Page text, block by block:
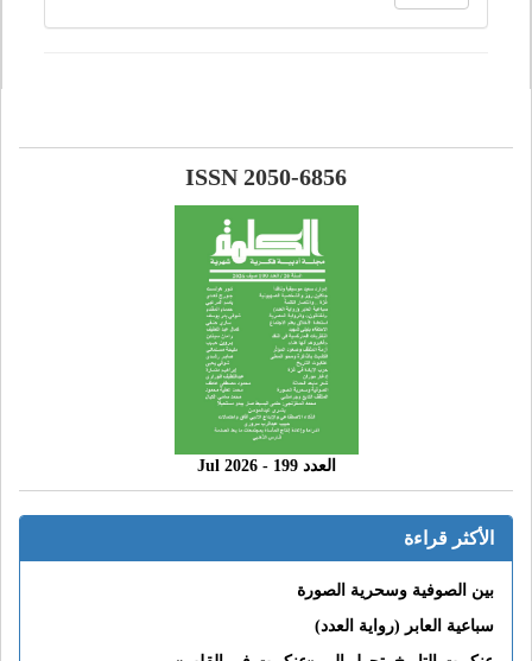
ISSN 2050-6856
العدد 199 - 2026 Jul
الأكثر قراءة
بين الصوفية وسحرية الصورة
سباعية العابر (رواية العدد)